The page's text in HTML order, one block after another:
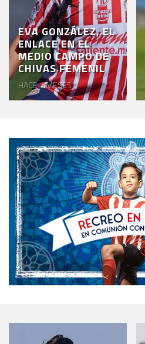
EVA GONZÁLEZ, EL
ENLACE EN EL
MEDIO CAMPO DE
CHIVAS FEMENIL
HACE 7 MESES